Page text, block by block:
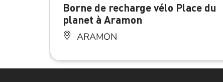
Borne de recharge vélo Place du
planet à Aramon
ARAMON